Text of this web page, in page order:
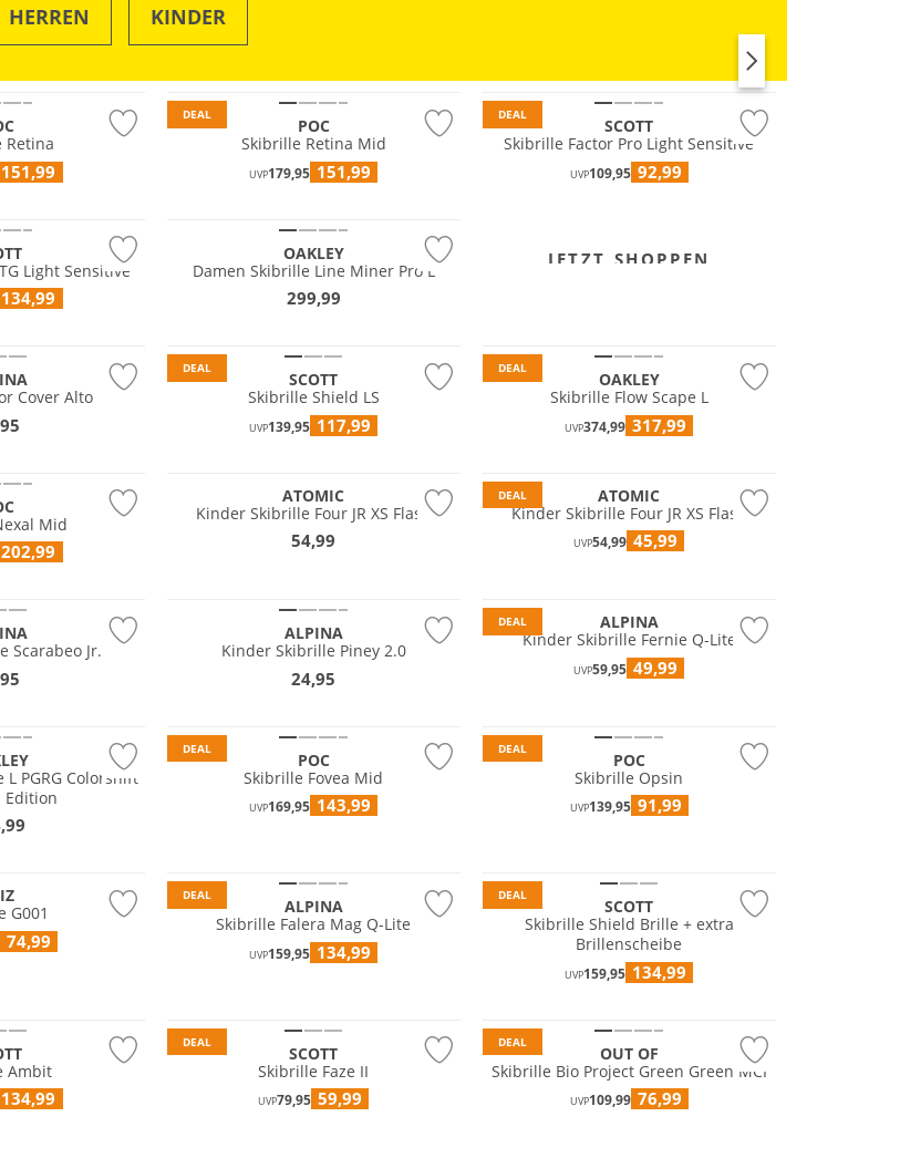
HERREN KINDER
Retina
151,99
DEAL
POC
Skibrille Retina Mid
UVP179,95 151,99
DEAL
SCOTT
Skibrille Factor Pro Light Sensitive
UVP109,95 92,99
Light Sensitive
134,99
OAKLEY
Damen Skibrille Line Miner Pro L
299,99
JETZT SHOPPEN
Cover Alto
DEAL
SCOTT
Skibrille Shield LS
UVP139,95 117,99
DEAL
OAKLEY
Skibrille Flow Scape L
UVP374,99 317,99
Mid
202,99
ATOMIC
Kinder Skibrille Four JR XS Flash
54,99
DEAL
ATOMIC
Kinder Skibrille Four JR XS Flash
UVP54,99 45,99
Scarabeo Jr.
ALPINA
Kinder Skibrille Piney 2.0
24,95
DEAL
ALPINA
Kinder Skibrille Fernie Q-Lite
UVP59,95 49,99
PGRG Colorshift
Edition
DEAL
POC
Skibrille Fovea Mid
UVP169,95 143,99
DEAL
POC
Skibrille Opsin
UVP139,95 91,99
G001
74,99
DEAL
ALPINA
Skibrille Falera Mag Q-Lite
UVP159,95 134,99
DEAL
SCOTT
Skibrille Shield Brille + extra
Brillenscheibe
UVP159,95 134,99
Ambit
134,99
DEAL
SCOTT
Skibrille Faze II
UVP79,95 59,99
DEAL
OUT OF
Skibrille Bio Project Green Green MCI
UVP109,99 76,99